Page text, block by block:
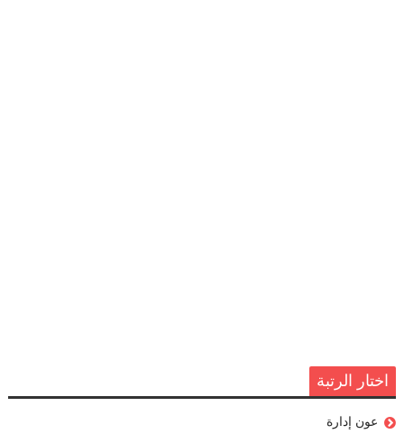
اختار الرتبة
عون إدارة